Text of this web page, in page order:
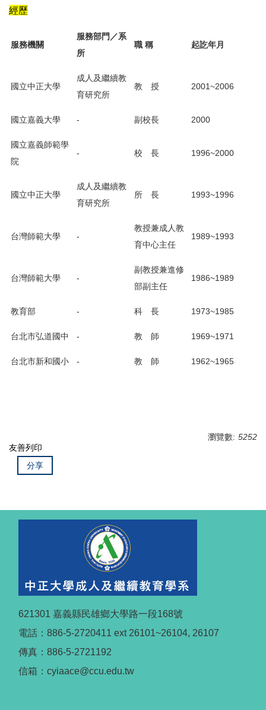
經歷
服務機關
服務部門／系
所
職 稱 起訖年月
國立中正大學
成人及繼續教
育研究所
教 授 2001~2006
國立嘉義大學 - 副校長 2000
國立嘉義師範學
院
- 校 長 1996~2000
國立中正大學
成人及繼續教
育研究所
所 長 1993~1996
台灣師範大學 -
教授兼成人教
育中心主任
1989~1993
台灣師範大學 -
副教授兼進修
部副主任
1986~1989
教育部 - 科 長 1973~1985
台北市弘道國中 - 教 師 1969~1971
台北市新和國小 - 教 師 1962~1965
瀏覽數: 5252
友善列印
分享
621301 嘉義縣民雄鄉大學路一段168號
電話：886-5-2720411 ext 26101~26104, 26107
傳真：886-5-2721192
信箱：cyiaace@ccu.edu.tw